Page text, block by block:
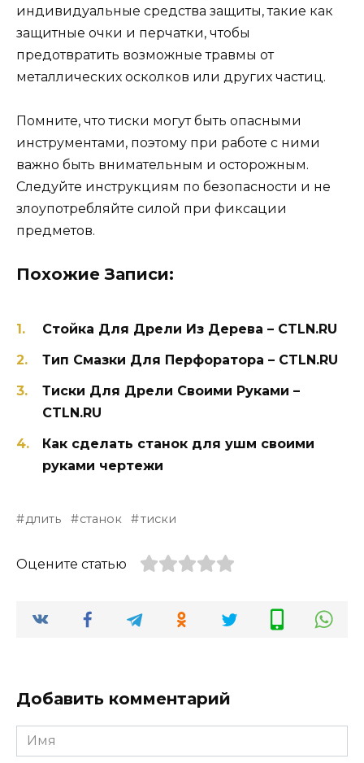
индивидуальные средства защиты, такие как
защитные очки и перчатки, чтобы
предотвратить возможные травмы от
металлических осколков или других частиц.
Помните, что тиски могут быть опасными
инструментами, поэтому при работе с ними
важно быть внимательным и осторожным.
Следуйте инструкциям по безопасности и не
злоупотребляйте силой при фиксации
предметов.
Похожие Записи:
Стойка Для Дрели Из Дерева – CTLN.RU
Тип Смазки Для Перфоратора – CTLN.RU
Тиски Для Дрели Своими Руками –
CTLN.RU
Как сделать станок для ушм своими
руками чертежи
длить станок тиски
Оцените статью
Добавить комментарий
Имя
*